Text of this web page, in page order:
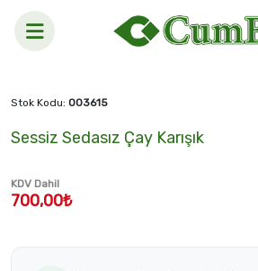
Sessiz Sedasız Çay Karışık
Stok Kodu: 003615
Sessiz Sedasız Çay Karışık
KDV Dahil
700,00₺